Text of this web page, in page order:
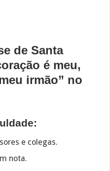
de Santa
é meu,
irmão” no
e colegas.
nota.